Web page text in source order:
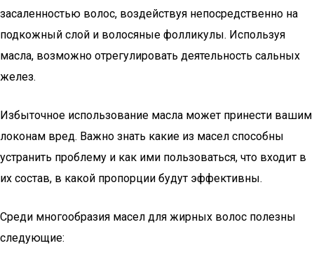
засаленностью волос, воздействуя непосредственно на
подкожный слой и волосяные фолликулы. Используя
масла, возможно отрегулировать деятельность сальных
желез.
Избыточное использование масла может принести вашим
локонам вред. Важно знать какие из масел способны
устранить проблему и как ими пользоваться, что входит в
их состав, в какой пропорции будут эффективны.
Среди многообразия масел для жирных волос полезны
следующие: